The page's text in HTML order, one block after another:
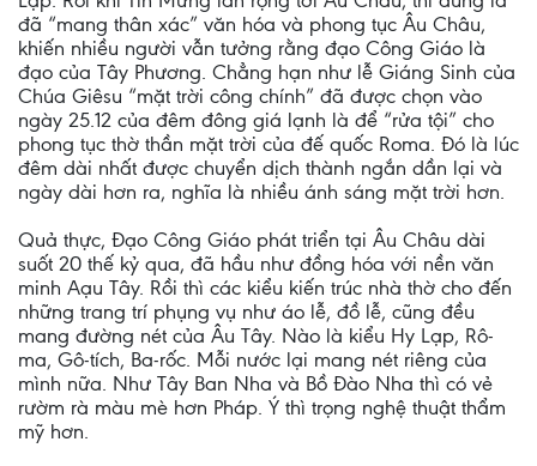
đã “mang thân xác” văn hóa và phong tục Âu Châu,
khiến nhiều người vẫn tưởng rằng đạo Công Giáo là
đạo của Tây Phương. Chẳng hạn như lễ Giáng Sinh của
Chúa Giêsu “mặt trời công chính” đã được chọn vào
ngày 25.12 của đêm đông giá lạnh là để “rửa tội” cho
phong tục thờ thần mặt trời của đế quốc Roma. Ðó là lúc
đêm dài nhất được chuyển dịch thành ngắn dần lại và
ngày dài hơn ra, nghĩa là nhiều ánh sáng mặt trời hơn.
Quả thực, Ðạo Công Giáo phát triển tại Âu Châu dài
suốt 20 thế kỷ qua, đã hầu như đồng hóa với nền văn
minh Aạu Tây. Rồi thì các kiểu kiến trúc nhà thờ cho đến
những trang trí phụng vụ như áo lễ, đồ lễ, cũng đều
mang đường nét của Âu Tây. Nào là kiểu Hy Lạp, Rô-
ma, Gô-tích, Ba-rốc. Mỗi nước lại mang nét riêng của
mình nữa. Như Tây Ban Nha và Bồ Ðào Nha thì có vẻ
rườm rà màu mè hơn Pháp. Ý thì trọng nghệ thuật thẩm
mỹ hơn.